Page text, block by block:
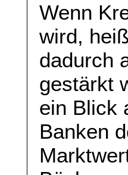
Wenn
wird,
dadurch
gestärkt
ein Blick
Banken